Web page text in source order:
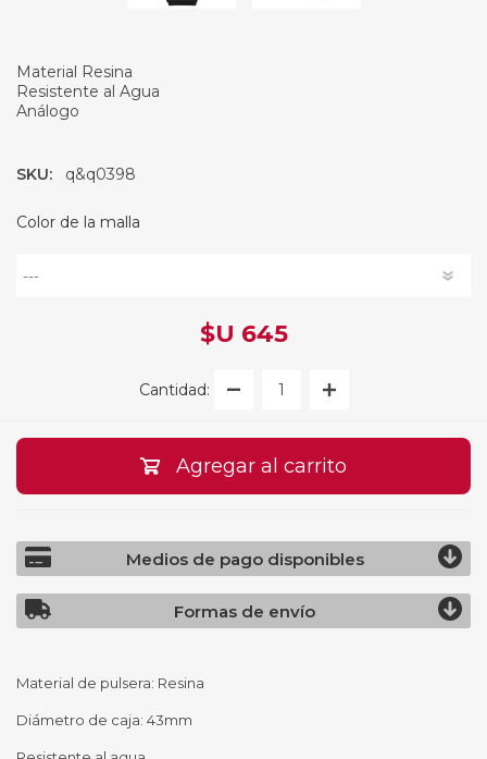
Material Resina
Resistente al Agua
Análogo
SKU: q&q0398
Color de la malla
$U 645
Cantidad:
Agregar al carrito
Medios de pago disponibles
Formas de envío
Material de pulsera: Resina
Diámetro de caja: 43mm